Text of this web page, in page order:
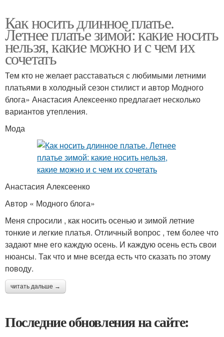
Как носить длинное платье.
Летнее платье зимой: какие носить
нельзя, какие можно и с чем их
сочетать
Тем кто не желает расставаться с любимыми летними
платьями в холодный сезон стилист и автор Модного
блога» Анастасия Алексеенко предлагает несколько
вариантов утепления.
Мода
Анастасия Алексеенко
Автор « Модного блога»
Меня спросили , как носить осенью и зимой летние
тонкие и легкие платья. Отличный вопрос , тем более что
задают мне его каждую осень. И каждую осень есть свои
нюансы. Так что и мне всегда есть что сказать по этому
поводу.
читать дальше →
Последние обновления на сайте: